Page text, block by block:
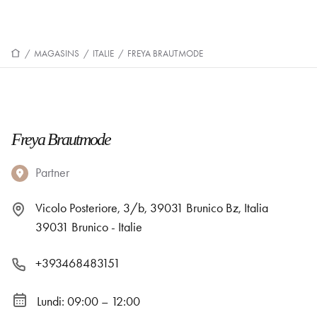
/ MAGASINS / ITALIE / FREYA BRAUTMODE
Freya Brautmode
Partner
Vicolo Posteriore, 3/b, 39031 Brunico Bz, Italia
39031 Brunico - Italie
+393468483151
Lundi: 09:00 – 12:00